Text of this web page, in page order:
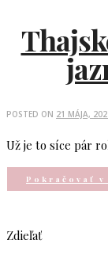
POSTED ON 21 MÁJA,
Už je to síce pár
Pokračovať
Zdieľať